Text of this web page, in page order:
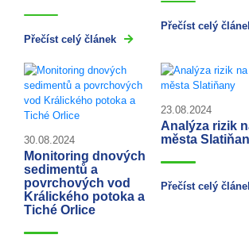
Přečíst celý článek
Přečíst celý
30.08.2024
Monitoring dnových
sedimentů a
povrchových vod
Králického potoka a
Tiché Orlice
23.08.2024
Analýza rizik
města
Přečíst celý